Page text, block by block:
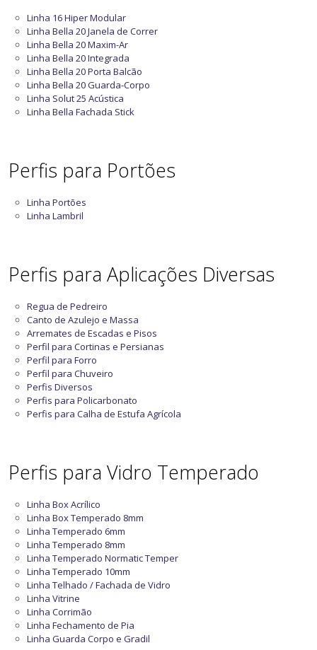
Linha 16 Hiper Modular
Linha Bella 20 Janela de Correr
Linha Bella 20 Maxim-Ar
Linha Bella 20 Integrada
Linha Bella 20 Porta Balcão
Linha Bella 20 Guarda-Corpo
Linha Solut 25 Acústica
Linha Bella Fachada Stick
Perfis para Portões
Linha Portões
Linha Lambril
Perfis para Aplicações Diversas
Regua de Pedreiro
Canto de Azulejo e Massa
Arremates de Escadas e Pisos
Perfil para Cortinas e Persianas
Perfil para Forro
Perfil para Chuveiro
Perfis Diversos
Perfis para Policarbonato
Perfis para Calha de Estufa Agrícola
Perfis para Vidro Temperado
Linha Box Acrílico
Linha Box Temperado 8mm
Linha Temperado 6mm
Linha Temperado 8mm
Linha Temperado Normatic Temper
Linha Temperado 10mm
Linha Telhado / Fachada de Vidro
Linha Vitrine
Linha Corrimão
Linha Fechamento de Pia
Linha Guarda Corpo e Gradil